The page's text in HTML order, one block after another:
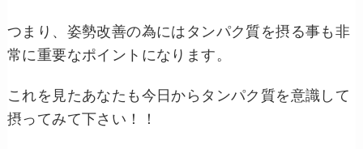
つまり、姿勢改善の為にはタンパク質を摂る事も非
常に重要なポイントになります。
これを見たあなたも今日からタンパク質を意識して
摂ってみて下さい！！